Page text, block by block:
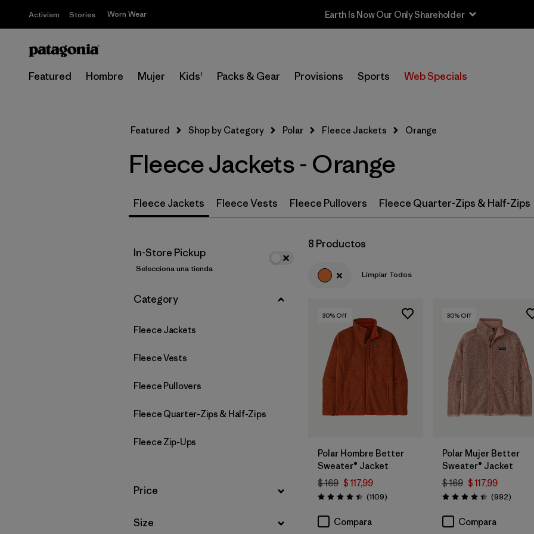
Activism Stories Worn Wear Earth Is Now Our Only Shareholder
Featured Hombre Mujer Kids' Packs & Gear Provisions Sports Web Specials
Selecciona una tienda
Filtrar por
Price
Filtrar por
Size
Filtrar por
Fit
Filtrar por
Features & Processes
Filtrar por
Materials & Fabric
Product Family
Featured Shop by Category Polar Fleece Jackets Orange
Fleece Jackets - Orange
Fleece Jackets Fleece Vests Fleece Pullovers Fleece Quarter-Zips & Half-Zips
In-Store Pickup
Selecciona una tienda
Filtrar por
Category
Fleece Jackets
Fleece Vests
Fleece Pullovers
Fleece Quarter-Zips & Half-Zips
Fleece Zip-Ups
Filtrar por
Price
Filtrar por
Size
8 Productos
Limpiar Todos
30% Off
Polar Hombre Better
Sweater® Jacket
$ 169 $ 117,99
Valoración: 4.4 / 5
(1109Comentarios
)
Compara
30% Off
Polar Mujer Better
Sweater® Jacket
$ 169 $ 117,99
Valoración: 4.4 / 5
(992)
Compara